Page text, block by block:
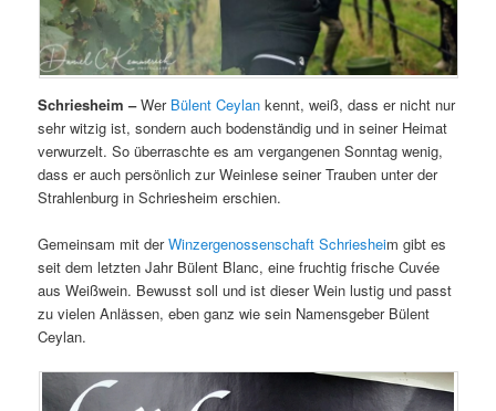
Schriesheim –Wer Bülent Ceylan kennt, weiß, dass er nicht nur
sehr witzig ist, sondern auch bodenständig und in seiner Heimat
verwurzelt. So überraschte es am vergangenen Sonntag wenig,
dass er auch persönlich zur Weinlese seiner Trauben unter der
Strahlenburg in Schriesheim erschien.
Gemeinsam mit derWinzergenossenschaft Schriesheim gibt es
seit dem letzten Jahr Bülent Blanc, eine fruchtig frische Cuvée
aus Weißwein. Bewusst soll und ist dieser Wein lustig und passt
zu vielen Anlässen, eben ganz wie sein Namensgeber Bülent
Ceylan.